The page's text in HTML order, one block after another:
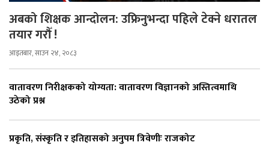
अबको शिक्षक आन्दोलन: उफ्रिनुभन्दा पहिले टेक्ने धरातल
तयार गरौँ !
आइतबार, साउन २४, २०८३
वातावरण निरीक्षकको योग्यता: वातावरण विज्ञानको अस्तित्वमाथि
उठेको प्रश्न
प्रकृति, संस्कृति र इतिहासको अनुपम त्रिवेणीः राजकोट